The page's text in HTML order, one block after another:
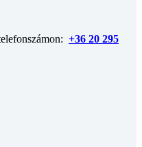
+36 20 295